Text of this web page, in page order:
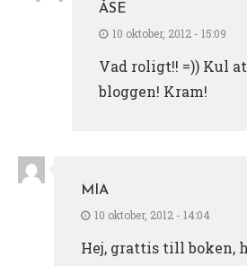
ÅSE
10 oktober, 2012 - 15:09
Vad roligt!! =)) Kul
bloggen! Kram!
MIA
10 oktober, 2012 - 14:04
Hej, grattis till boken,